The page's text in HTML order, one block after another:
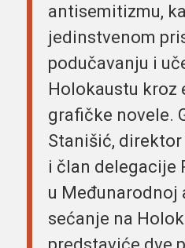
antisemitizmu,
jedinstvenom
podučavanju i
Holokaustu kroz
grafičke novele.
Stanišić,
i član delegacije
u Međunarodnoj
sećanje na